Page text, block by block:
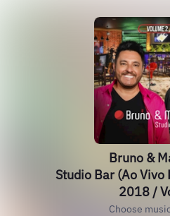
Bruno &
Studio Bar (Ao
2018 /
Choose